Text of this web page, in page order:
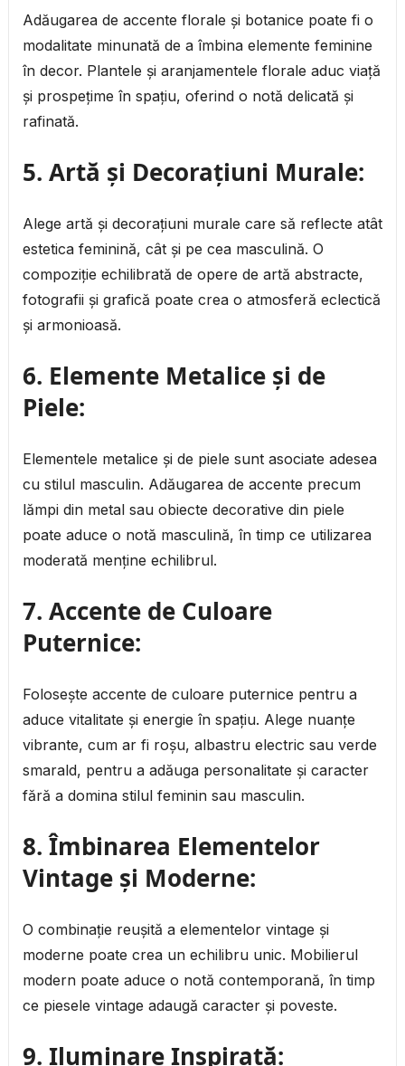
Adăugarea de accente florale și botanice poate fi o
modalitate minunată de a îmbina elemente feminine
în decor. Plantele și aranjamentele florale aduc viață
și prospețime în spațiu, oferind o notă delicată și
rafinată.
5. Artă și Decorațiuni Murale:
Alege artă și decorațiuni murale care să reflecte atât
estetica feminină, cât și pe cea masculină. O
compoziție echilibrată de opere de artă abstracte,
fotografii și grafică poate crea o atmosferă eclectică
și armonioasă.
6. Elemente Metalice și de
Piele:
Elementele metalice și de piele sunt asociate adesea
cu stilul masculin. Adăugarea de accente precum
lămpi din metal sau obiecte decorative din piele
poate aduce o notă masculină, în timp ce utilizarea
moderată menține echilibrul.
7. Accente de Culoare
Puternice:
Folosește accente de culoare puternice pentru a
aduce vitalitate și energie în spațiu. Alege nuanțe
vibrante, cum ar fi roșu, albastru electric sau verde
smarald, pentru a adăuga personalitate și caracter
fără a domina stilul feminin sau masculin.
8. Îmbinarea Elementelor
Vintage și Moderne:
O combinație reușită a elementelor vintage și
moderne poate crea un echilibru unic. Mobilierul
modern poate aduce o notă contemporană, în timp
ce piesele vintage adaugă caracter și poveste.
9. Iluminare Inspirată: